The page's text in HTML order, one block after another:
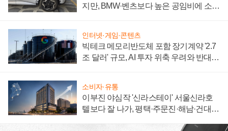
지만, BMW·벤츠보다 높은 공임비에 소비
인터넷·게임·콘텐츠
빅테크 메모리반도체 포함 장기계약 '2.7
조 달러' 규모, AI 투자 위축 우려와 반대
소비자·유통
이부진 야심작 '신라스테이' 서울신라호
텔보다 잘 나가, 평택·주문진·해남·건대로